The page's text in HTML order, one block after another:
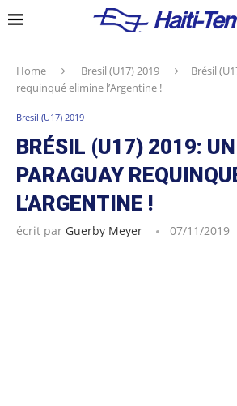
Home Bresil (U17) 2019
Brésil
requinqué elimine l’Argentine !
Bresil (U17) 2019
BRÉSIL (U17) 2019: UN
PARAGUAY
L’ARGENTINE !
écrit par Guerby Meyer 07/11/2019